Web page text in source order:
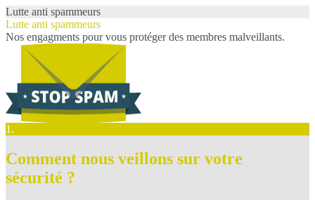
Lutte anti spammeurs
Lutte anti spammeurs
Nos engagments pour vous protéger des membres malveillants.
1.
Comment nous veillons sur votre
sécurité ?